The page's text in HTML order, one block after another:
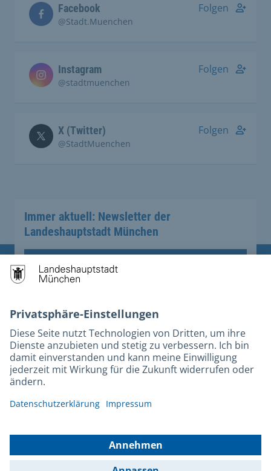
Facebook
@Stadt.Muenchen
Folgen
Instagram
@stadtmuenchen
Folgen
X (Twitter)
@StadtMuenchen
Folgen
Immer aktuell: Newsletter der
Landeshauptstadt München
Anmelden
Übergreifende Links
Stadt München auf Facebook
Stadt München auf Instagram
Stadt München auf YouTube
Stadt München auf X